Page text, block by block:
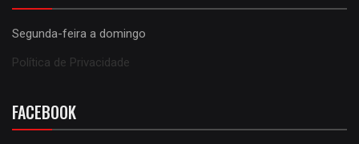
Segunda-feira a domingo
Política de Privacidade
FACEBOOK